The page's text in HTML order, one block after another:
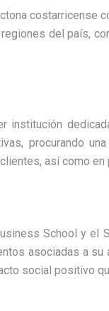
del país,
procurando
así como
School y
asociadas a
social positivo